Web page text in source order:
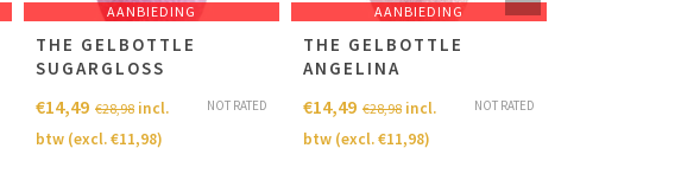
AANBIEDING
THE GELBOTTLE
SUGARGLOSS
NOT RATED
€28,98
€14,49
incl.
btw (excl.€11,98)
AANBIEDING
THE GELBOTTLE
ANGELINA
NOT RATED
€28,98
€14,49
incl.
btw (excl.€11,98)